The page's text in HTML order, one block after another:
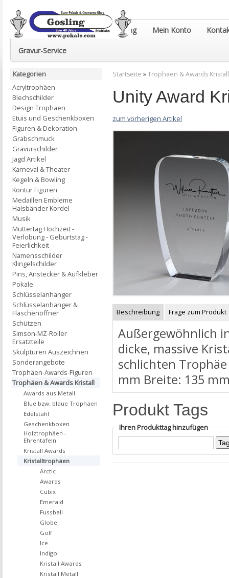
Euro-Pokale & Gravur-Shop Gosling Mein Konto
Gravur-Service
Startseite »Trophäen & Awards Kristall
Unity Award
zum vorherigen Artikel
Beschreibung Frage zum Produkt
Außergewöhnlich
dicke, massive
schlichten
mm Breite: 135
Produkt Tags
Ihren Produkttag hinzufügen
Kategorien
Acryltrophäen
Blechschilder
Design Trophäen
Etuis und Geschenkboxen
Figuren & Dekoration
Grabschmuck
Gravurschilder
Jagd Artikel
Karneval & Theater
Kegeln & Bowling
Kontur Figuren
Medaillen Embleme
Halsbänder Kordel
Musik
Muttertag Hochzeit -
Verlobung - Geburtstag -
Feierlichkeit
Namensschilder
Klingelschilder
Pins, Anstecker & Aufkleber
Pokale
Schlüsselanhänger
Schlüsselanhänger &
Flaschenöffner
Schützen
Simson-MZ-Roller
Ersatzteile
Skulpturen Auszeichnen
Sonderangebote
Trophäen-Awards-Figuren
Trophäen & Awards Kristall
Awards aus Metall
Blue bzw. blaue Trophäen
Edelstahl
Geschenkboxen
Holztrophäen -
Ehrentafeln
Kristall Awards
Kristalltrophäen
Arctic
Awards
Cubix
Emerald
Fussball
Globe
Golf
Ice
Indigo
Kristall Awards
Kristall Metall